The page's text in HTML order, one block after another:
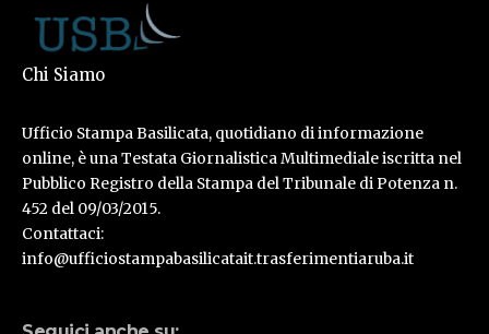
Chi Siamo
Ufficio Stampa Basilicata, quotidiano di informazione
online, è una Testata Giornalistica Multimediale iscritta nel
Pubblico Registro della Stampa del Tribunale di Potenza n.
452 del 09/03/2015.
Contattaci:
info@ufficiostampabasilicatait.trasferimentiaruba.it